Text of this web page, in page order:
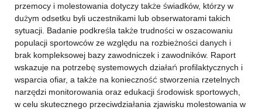
przemocy i molestowania dotyczy także świadków, którzy w
dużym odsetku byli uczestnikami lub obserwatorami takich
sytuacji. Badanie podkreśla także trudności w oszacowaniu
populacji sportowców ze względu na rozbieżności danych i
brak kompleksowej bazy zawodniczek i zawodników. Raport
wskazuje na potrzebę systemowych działań profilaktycznych i
wsparcia ofiar, a także na konieczność stworzenia rzetelnych
narzędzi monitorowania oraz edukacji środowisk sportowych,
w celu skutecznego przeciwdziałania zjawisku molestowania w